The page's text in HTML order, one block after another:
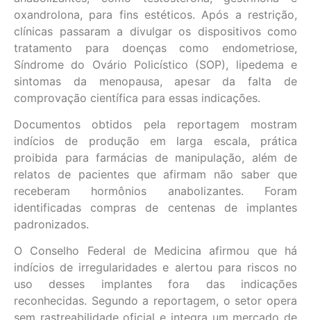
oxandrolona, para fins estéticos. Após a restrição,
clínicas passaram a divulgar os dispositivos como
tratamento para doenças como endometriose,
Síndrome do Ovário Policístico (SOP), lipedema e
sintomas da menopausa, apesar da falta de
comprovação científica para essas indicações.
Documentos obtidos pela reportagem mostram
indícios de produção em larga escala, prática
proibida para farmácias de manipulação, além de
relatos de pacientes que afirmam não saber que
receberam hormônios anabolizantes. Foram
identificadas compras de centenas de implantes
padronizados.
O Conselho Federal de Medicina afirmou que há
indícios de irregularidades e alertou para riscos no
uso desses implantes fora das indicações
reconhecidas. Segundo a reportagem, o setor opera